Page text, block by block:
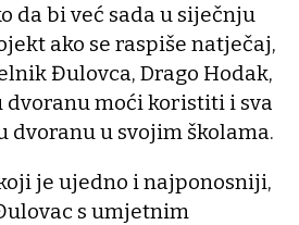
da bi već sada u siječnju
ako se raspiše natječaj,
Đulovca, Drago Hodak,
dvoranu moći koristiti i sva
dvoranu u svojim školama.
je ujedno i najponosniji,
s umjetnim